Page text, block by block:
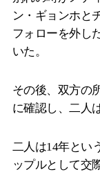
ン・ギョンホと
フォローを外し
いた。
その後、双方の
に確認し、二人
二人は14年とい
ップルとして交